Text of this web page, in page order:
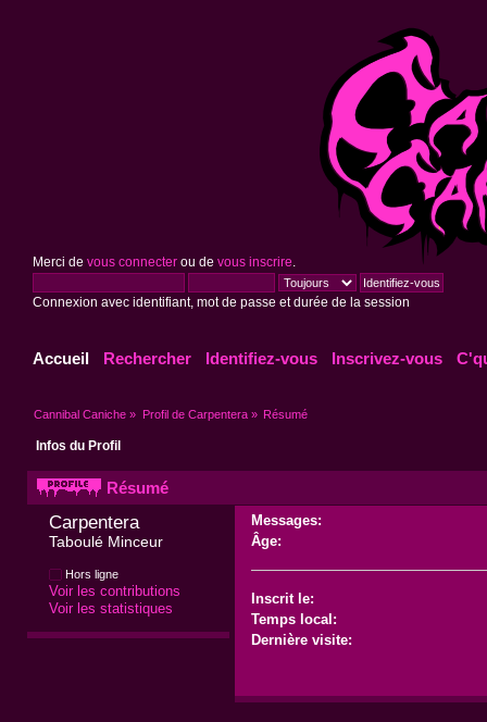
Merci de vous connecterou de vous inscrire
Connexion avec identifiant, mot de passe et durée de la session
Accueil Rechercher Identifiez-vous Inscrivez-vous
Cannibal Caniche » Profil de Carpentera» Résumé
Infos du Profil
Résumé
Carpentera
Taboulé Minceur
Hors ligne
Voir les contributions
Voir les statistiques
Messages:
Âge:
Inscrit le:
Temps local:
Dernière visite: